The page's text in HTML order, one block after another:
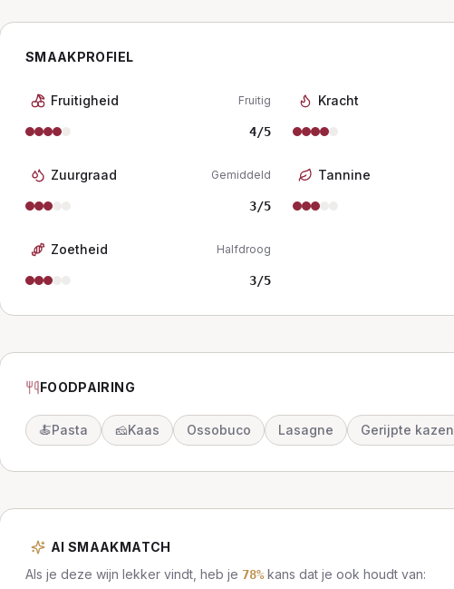
SMAAKPROFIEL
Fruitigheid Fruitig
4/5
Kracht
Zuurgraad Gemiddeld
3/5
Tannine
Zoetheid Halfdroog
3/5
FOODPAIRING
🍝Pasta 🧀Kaas Ossobuco Lasagne Gerijpte kazen
AI SMAAKMATCH
Als je deze wijn lekker vindt, heb je 78%kans dat je ook houdt van: